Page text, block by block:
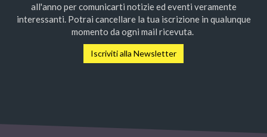
all'anno per comunicarti notizie ed eventi veramente
interessanti. Potrai cancellare la tua iscrizione in qualunque
momento da ogni mail ricevuta.
Iscriviti alla Newsletter